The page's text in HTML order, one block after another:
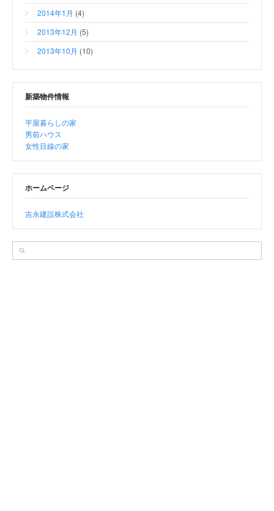
2014年1月 (4)
2013年12月 (5)
2013年10月 (10)
新築物件情報
平屋暮らしの家
男前ハウス
女性目線の家
ホームページ
吉永建設株式会社